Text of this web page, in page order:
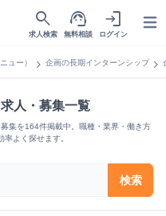
search
求人検索
support_agent
無料相談
login
ログイン
ュー） chevron_right 企画の長期インターンシップchevron_right
人・募集一覧
集を164件掲載中。職種・業界・働き方
よく探せます。
検索